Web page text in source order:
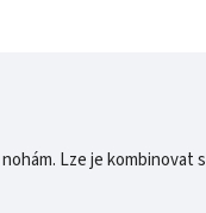
Lze je kombinovat